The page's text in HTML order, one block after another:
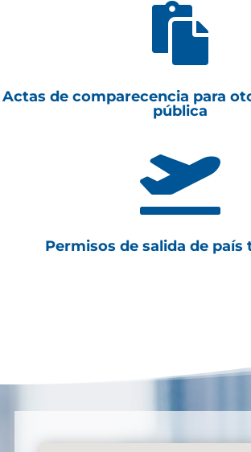

Actas de comparecencia para
pública

Permisos de salida de país